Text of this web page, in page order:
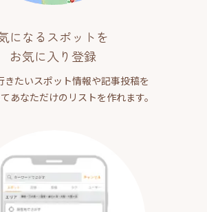
になるスポットを
お気に入り登録
きたいスポット情報や記事投稿を
あなただけのリストを作れます。